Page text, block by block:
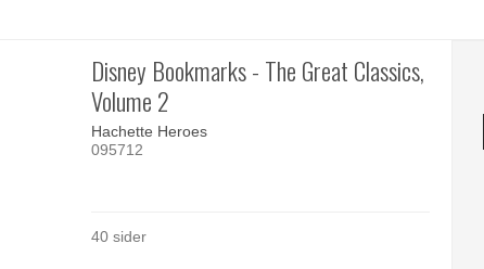
Disney Bookmarks - The Great Classics,
Volume 2
Hachette Heroes
095712
40 sider